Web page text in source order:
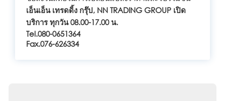
เอ็นเอ็น เทรดดิ้ง กรุ๊ป, NN TRADING GROUP เปิด
บริการ ทุกวัน 08.00-17.00 น.
Tel.080-0651364
Fax.076-626334